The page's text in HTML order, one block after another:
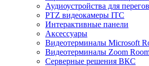
Аудиоустройства для
PTZ видеокамеры ITC
Интерактивные панели
Аксессуары
Видеотерминалы Microsoft
Видеотерминалы Zoom
Серверные решения ВКС